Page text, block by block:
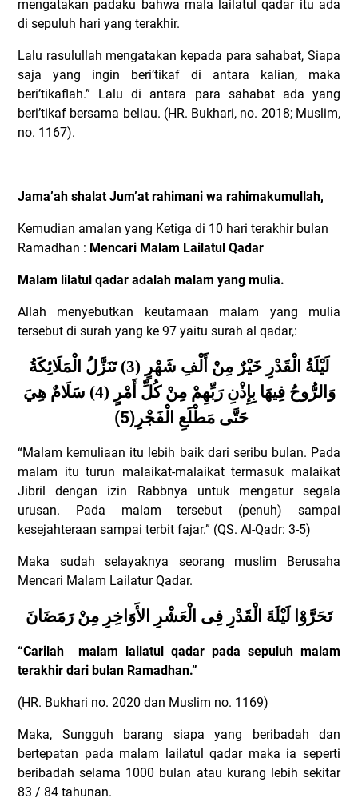
mengatakan padaku bahwa mala lailatul qadar itu ada
di sepuluh hari yang terakhir.
Lalu rasulullah mengatakan kepada para sahabat, Siapa
saja yang ingin beri’tikaf di antara kalian, maka
beri’tikaflah.” Lalu di antara para sahabat ada yang
beri’tikaf bersama beliau. (HR. Bukhari, no. 2018; Muslim,
no. 1167).
Jama’ah shalat Jum’at rahimani wa rahimakumullah,
Kemudian amalan yang Ketiga di 10 hari terakhir bulan
Ramadhan : Mencari Malam Lailatul Qadar
Malam lilatul qadar adalah malam yang mulia.
Allah menyebutkan keutamaan malam yang mulia
tersebut di surah yang ke 97 yaitu surah al qadar,:
لَيْلَةُ الْقَدْرِ خَيْرٌ مِنْ أَلْفِ شَهْرٍ (3) تَنَزَّلُ الْمَلَائِكَةُ
وَالرُّوحُ فِيهَا بِإِذْنِ رَبِّهِمْ مِنْ كُلِّ أَمْرٍ (4) سَلَامٌ هِيَ
حَتَّى مَطْلَعِ الْفَجْرِ(5)
“Malam kemuliaan itu lebih baik dari seribu bulan. Pada
malam itu turun malaikat-malaikat termasuk malaikat
Jibril dengan izin Rabbnya untuk mengatur segala
urusan. Pada malam tersebut (penuh) sampai
kesejahteraan sampai terbit fajar.” (QS. Al-Qadr: 3-5)
Maka sudah selayaknya seorang muslim Berusaha
Mencari Malam Lailatur Qadar.
تَحَرَّوْا لَيْلَةَ الْقَدْرِ فِى الْعَشْرِ الأَوَاخِرِ مِنْ رَمَضَانَ
“Carilah
malam lailatul qadar pada sepuluh malam
terakhir dari bulan Ramadhan.”
(HR. Bukhari no. 2020 dan Muslim no. 1169)
Maka, Sungguh barang siapa yang beribadah dan
bertepatan pada malam lailatul qadar maka ia seperti
beribadah selama 1000 bulan atau kurang lebih sekitar
83 / 84 tahunan.